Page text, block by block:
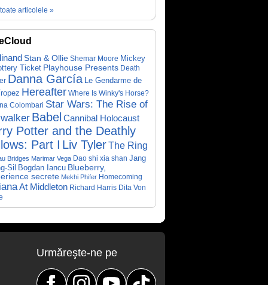
articolele »
Stan & Ollie Shemar Moore Mickey
Ticket Playhouse Presents Death
Danna García Le Gendarme de
Hereafter Where Is Winky's Horse?
Colombari Star Wars: The Rise of
Babel Cannibal Holocaust
Potter and the Deathly
Part I Liv TylerThe Ring
Bridges Marimar Vega Dao shi xia shan Jang
Sil
Bogdan Iancu Blueberry,
secrete Mekhi Phifer Homecoming
At Middleton Richard Harris Dita Von
Urmăreşte-ne pe